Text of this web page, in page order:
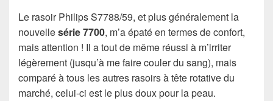
Le rasoir Philips S7788/59, et plus généralement la
nouvellesérie 7700, m’a épaté en termes de confort,
mais attention ! Il a tout de même réussi à m’irriter
légèrement (jusqu’à me faire couler du sang), mais
comparé à tous les autres rasoirs à tête rotative du
marché, celui-ci est le plus doux pour la peau.